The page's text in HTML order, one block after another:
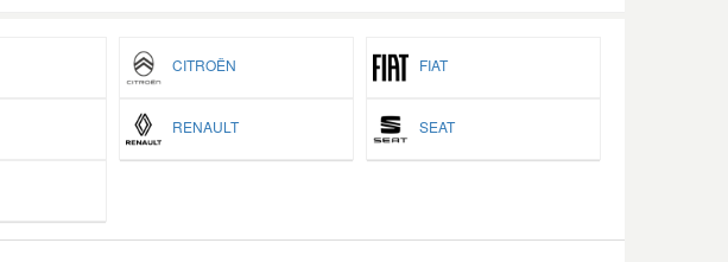
CITROËN FIAT
RENAULT SEAT